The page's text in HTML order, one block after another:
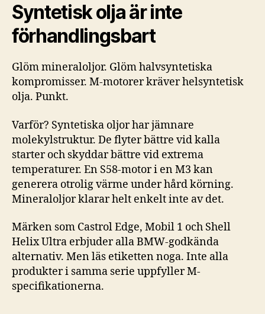
Syntetisk olja är inte
förhandlingsbart
Glöm mineraloljor. Glöm halvsyntetiska
kompromisser. M-motorer kräver helsyntetisk
olja. Punkt.
Varför? Syntetiska oljor har jämnare
molekylstruktur. De flyter bättre vid kalla
starter och skyddar bättre vid extrema
temperaturer. En S58-motor i en M3 kan
generera otrolig värme under hård körning.
Mineraloljor klarar helt enkelt inte av det.
Märken som Castrol Edge, Mobil 1 och Shell
Helix Ultra erbjuder alla BMW-godkända
alternativ. Men läs etiketten noga. Inte alla
produkter i samma serie uppfyller M-
specifikationerna.